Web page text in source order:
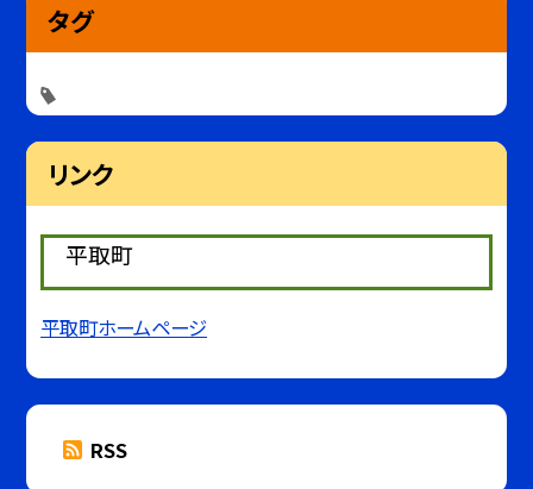
タグ
リンク
平取町
平取町ホームページ
RSS